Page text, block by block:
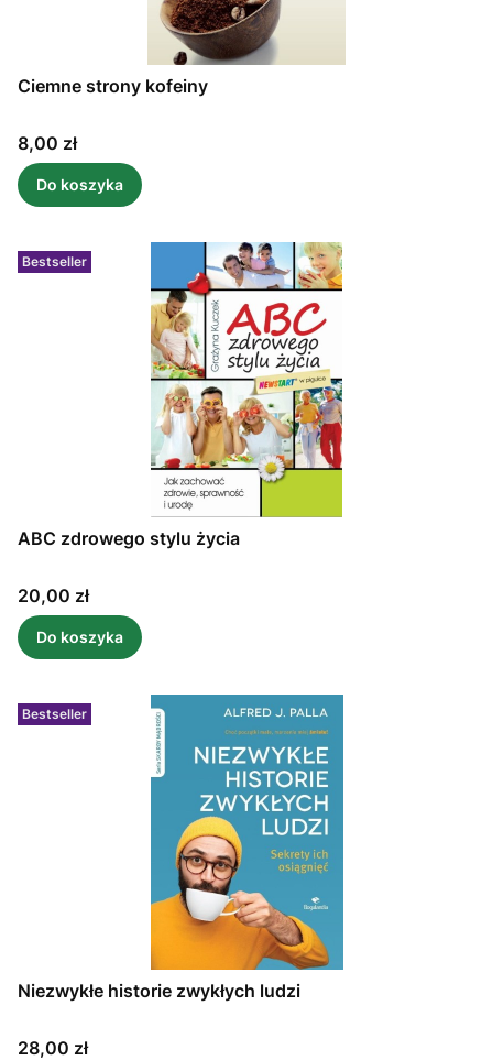
Ciemne strony kofeiny
Cena
8,00 zł
Do koszyka
Bestseller
ABC zdrowego stylu życia
Cena
20,00 zł
Do koszyka
Bestseller
Niezwykłe historie zwykłych ludzi
Cena
28,00 zł